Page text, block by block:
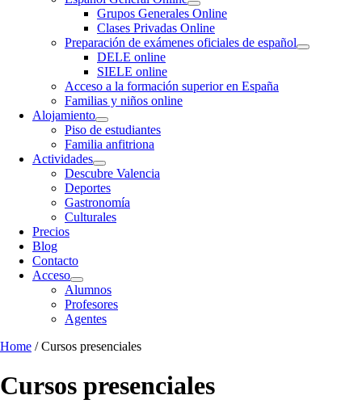
Grupos Generales Online
Clases Privadas Online
Preparación de exámenes oficiales de español
DELE online
SIELE online
Acceso a la formación superior en España
Familias y niños online
Alojamiento
Piso de estudiantes
Familia anfitriona
Actividades
Descubre Valencia
Deportes
Gastronomía
Culturales
Precios
Blog
Contacto
Acceso
Alumnos
Profesores
Agentes
Home / Cursos presenciales
Cursos presenciales